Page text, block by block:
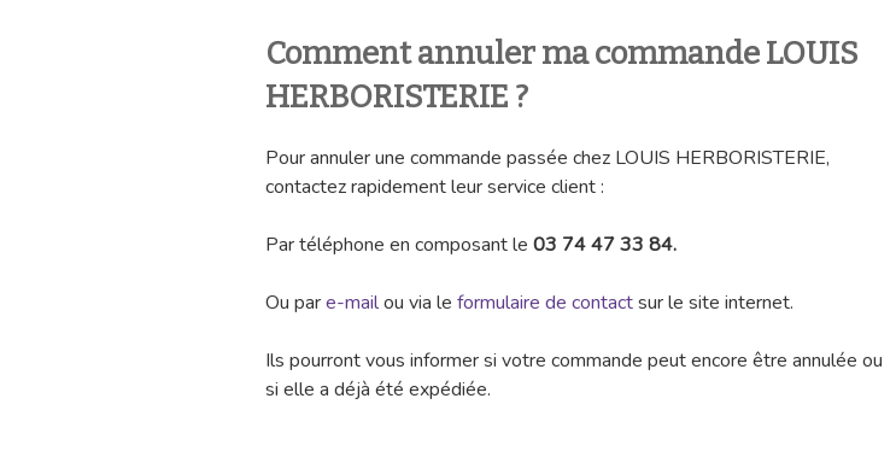
Comment annuler ma commande LOUIS
HERBORISTERIE ?
Pour annuler une commande passée chez LOUIS HERBORISTERIE,
contactez rapidement leur service client :
Par téléphone en composant le 03 74 47 33 84.
Ou pare-mailou via le formulaire de contactsur le site internet.
Ils pourront vous informer si votre commande peut encore être annulée ou
si elle a déjà été expédiée.